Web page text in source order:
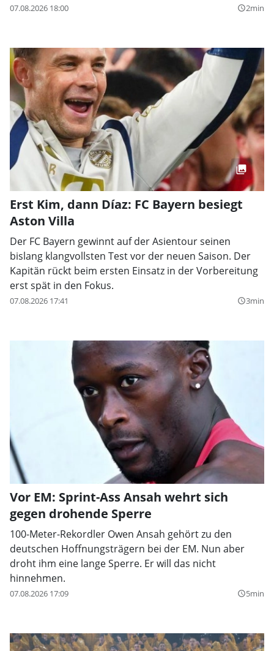
07.08.2026 18:00 query_builder2min
Erst Kim, dann Díaz: FC Bayern besiegt
Aston Villa
Der FC Bayern gewinnt auf der Asientour seinen
bislang klangvollsten Test vor der neuen Saison. Der
Kapitän rückt beim ersten Einsatz in der Vorbereitung
erst spät in den Fokus.
07.08.2026 17:41 query_builder3min
Vor EM: Sprint-Ass Ansah wehrt sich
gegen drohende Sperre
100-Meter-Rekordler Owen Ansah gehört zu den
deutschen Hoffnungsträgern bei der EM. Nun aber
droht ihm eine lange Sperre. Er will das nicht
hinnehmen.
07.08.2026 17:09 query_builder5min